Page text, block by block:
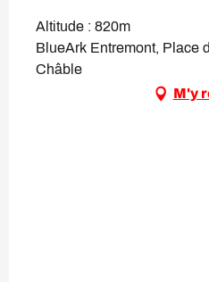
Altitude : 820m
BlueArk Entremont, Place
Châble
M'y